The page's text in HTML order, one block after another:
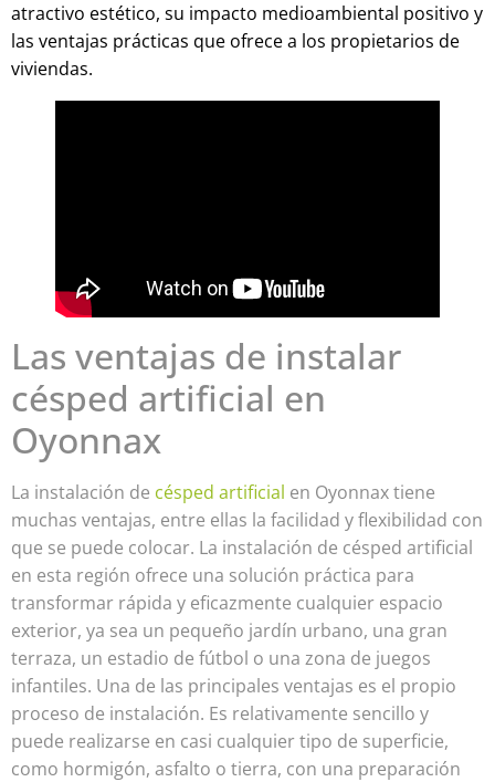
atractivo estético, su impacto medioambiental positivo y
las ventajas prácticas que ofrece a los propietarios de
viviendas.
Las ventajas de instalar
césped artificial en
Oyonnax
La instalación de césped artificial en Oyonnax tiene
muchas ventajas, entre ellas la facilidad y flexibilidad con
que se puede colocar. La instalación de césped artificial
en esta región ofrece una solución práctica para
transformar rápida y eficazmente cualquier espacio
exterior, ya sea un pequeño jardín urbano, una gran
terraza, un estadio de fútbol o una zona de juegos
infantiles. Una de las principales ventajas es el propio
proceso de instalación. Es relativamente sencillo y
puede realizarse en casi cualquier tipo de superficie,
como hormigón, asfalto o tierra, con una preparación